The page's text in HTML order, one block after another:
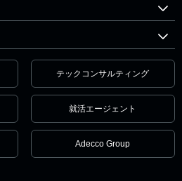
テックコンサルティング
就活エージェント
Adecco Group